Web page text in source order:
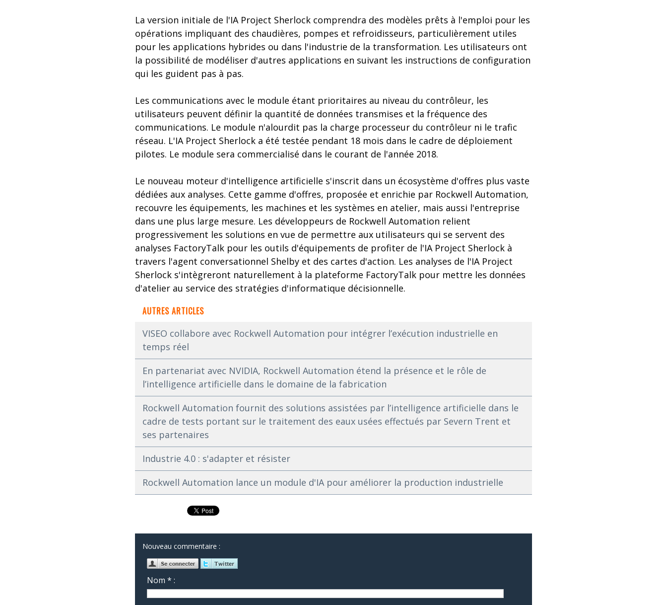
La version initiale de l'IA Project Sherlock comprendra des modèles prêts à l'emploi pour les
opérations impliquant des chaudières, pompes et refroidisseurs, particulièrement utiles
pour les applications hybrides ou dans l'industrie de la transformation. Les utilisateurs ont
la possibilité de modéliser d'autres applications en suivant les instructions de configuration
qui les guident pas à pas.
Les communications avec le module étant prioritaires au niveau du contrôleur, les
utilisateurs peuvent définir la quantité de données transmises et la fréquence des
communications. Le module n'alourdit pas la charge processeur du contrôleur ni le trafic
réseau. L'IA Project Sherlock a été testée pendant 18 mois dans le cadre de déploiement
pilotes. Le module sera commercialisé dans le courant de l'année 2018.
Le nouveau moteur d'intelligence artificielle s'inscrit dans un écosystème d'offres plus vaste
dédiées aux analyses. Cette gamme d'offres, proposée et enrichie par Rockwell Automation,
recouvre les équipements, les machines et les systèmes en atelier, mais aussi l'entreprise
dans une plus large mesure. Les développeurs de Rockwell Automation relient
progressivement les solutions en vue de permettre aux utilisateurs qui se servent des
analyses FactoryTalk pour les outils d'équipements de profiter de l'IA Project Sherlock à
travers l'agent conversationnel Shelby et des cartes d'action. Les analyses de l'IA Project
Sherlock s'intègreront naturellement à la plateforme FactoryTalk pour mettre les données
d'atelier au service des stratégies d'informatique décisionnelle.
AUTRES ARTICLES
VISEO collabore avec Rockwell Automation pour intégrer l’exécution industrielle en
temps réel
En partenariat avec NVIDIA, Rockwell Automation étend la présence et le rôle de
l’intelligence artificielle dans le domaine de la fabrication
Rockwell Automation fournit des solutions assistées par l’intelligence artificielle dans le
cadre de tests portant sur le traitement des eaux usées effectués par Severn Trent et
ses partenaires
Industrie 4.0 : s'adapter et résister
Rockwell Automation lance un module d'IA pour améliorer la production industrielle
Nouveau commentaire :
Nom * :